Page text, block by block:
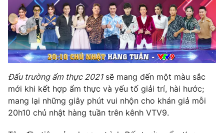
Đấu trường ẩm thực 2021sẽ mang đến một màu sắc
mới khi kết hợp ẩm thực và yếu tố giải trí, hài hước;
mang lại những giây phút vui nhộn cho khán giả mỗi
20h10 chủ nhật hàng tuần trên kênh VTV9.